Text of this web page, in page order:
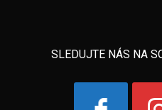
SLEDUJTE NÁS NA